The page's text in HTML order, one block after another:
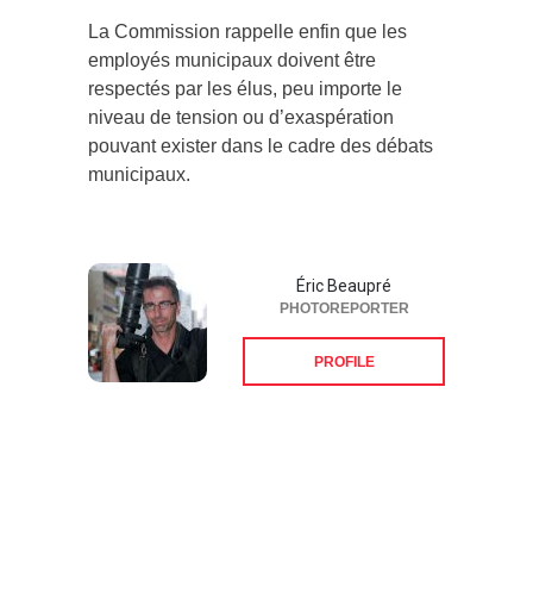
La Commission rappelle enfin que les
employés municipaux doivent être
respectés par les élus, peu importe le
niveau de tension ou d’exaspération
pouvant exister dans le cadre des débats
municipaux.
Éric Beaupré
PHOTOREPORTER
PROFILE